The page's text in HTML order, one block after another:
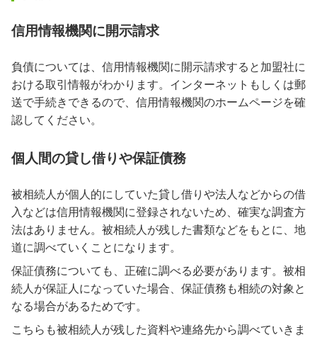
信用情報機関に開示請求
負債については、信用情報機関に開示請求すると加盟社に
おける取引情報がわかります。インターネットもしくは郵
送で手続きできるので、信用情報機関のホームページを確
認してください。
個人間の貸し借りや保証債務
被相続人が個人的にしていた貸し借りや法人などからの借
入などは信用情報機関に登録されないため、確実な調査方
法はありません。被相続人が残した書類などをもとに、地
道に調べていくことになります。
保証債務についても、正確に調べる必要があります。被相
続人が保証人になっていた場合、保証債務も相続の対象と
なる場合があるためです。
こちらも被相続人が残した資料や連絡先から調べていきま